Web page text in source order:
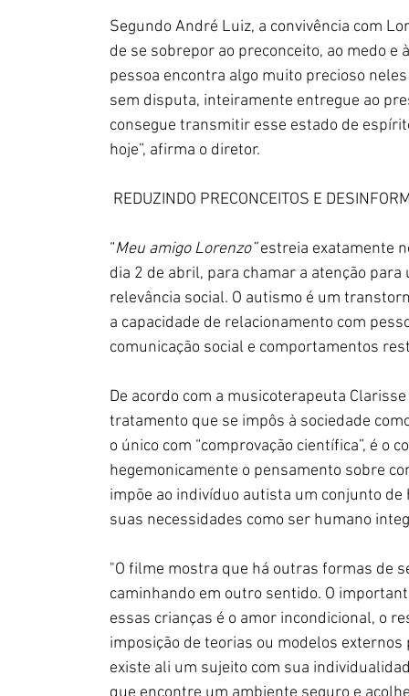
Segundo André Luiz, a convivência com
de se sobrepor ao preconceito, ao medo
pessoa encontra algo muito precioso neles
sem disputa, inteiramente entregue ao
consegue transmitir esse estado de
hoje”, afirma o diretor.
REDUZINDO PRECONCEITOS E
“Meu amigo Lorenzo” estreia exatamente
dia 2 de abril, para chamar a atenção para
relevância social. O autismo é um
a capacidade de relacionamento com
comunicação social e comportamentos
De acordo com a musicoterapeuta
tratamento que se impôs à sociedade
o único com “comprovação científica”, é
hegemonicamente o pensamento sobre
impõe ao indivíduo autista um conjunto
suas necessidades como ser humano
"O filme mostra que há outras formas de
caminhando em outro sentido. O
essas crianças é o amor incondicional, o
imposição de teorias ou modelos
existe ali um sujeito com sua